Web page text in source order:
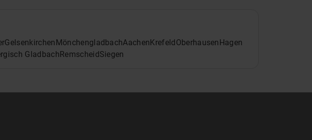
GelsenkirchenMönchengladbachAachenKrefeldOberhausenHagen
GladbachRemscheidSiegen